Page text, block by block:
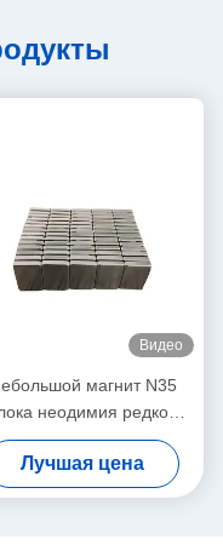
Видео
магнит N35
неодимия редкой
земли постоянный
оцинковывает пользу
универсальную
Лучшая цена